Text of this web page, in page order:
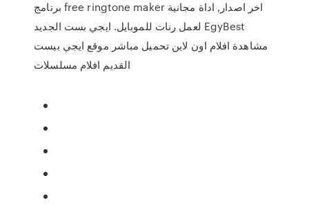
برنامج free ringtone maker اخر اصدار, اداة مجانية
لعمل رنات للموبايل. ايجي بست الجديد EgyBest
مشاهدة افلام اون لاين تحميل مباشر موقع ايجي بيست
القديم افلام مسلسلات